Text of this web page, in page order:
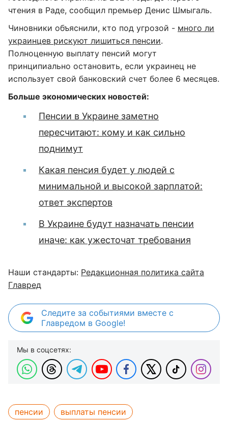
чтения в Раде, сообщил премьер Денис Шмыгаль.
Чиновники объяснили, кто под угрозой - много ли
украинцев рискуют лишиться пенсии.
Полноценную выплату пенсий могут
принципиально остановить, если украинец не
использует свой банковский счет более 6 месяцев.
Больше экономических новостей:
Пенсии в Украине заметно
пересчитают: кому и как сильно
поднимут
Какая пенсия будет у людей с
минимальной и высокой зарплатой:
ответ экспертов
В Украине будут назначать пенсии
иначе: как ужесточат требования
Наши стандарты: Редакционная политика сайта
Главред
Следите за событиями вместе с
Главредом в Google!
Мы в соцсетях:
пенсии выплаты пенсии